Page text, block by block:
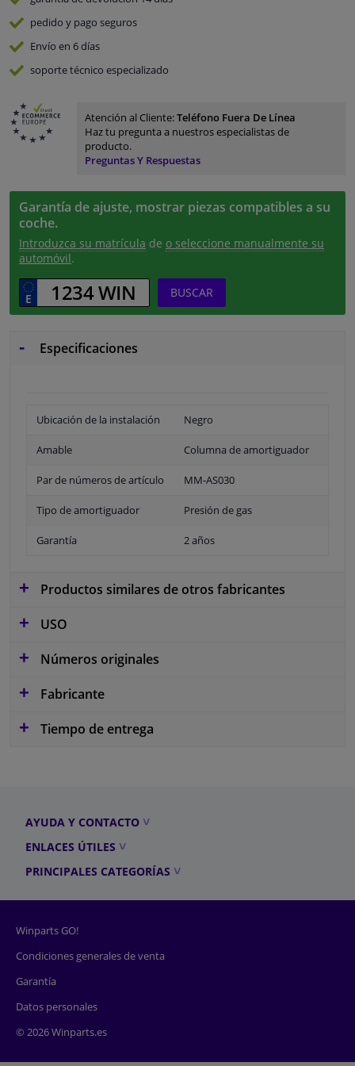
pedido y pago seguros
Envío en 6 días
soporte técnico especializado
Atención al Cliente:Teléfono Fuera De Línea
Haz tu pregunta a nuestros especialistas de
producto.
Preguntas Y Respuestas
Garantía de ajuste, mostrar piezas compatibles a su
coche.
Introduzca su matrícula de o seleccione manualmente su
automóvil.
BUSCAR
Especificaciones
Ubicación de la instalación Negro
Amable Columna de amortiguador
Par de números de artículo MM-AS030
Tipo de amortiguador Presión de gas
Garantía 2 años
Productos similares de otros fabricantes
USO
Números originales
Fabricante
Tiempo de entrega
AYUDA Y CONTACTO
ENLACES ÚTILES
PRINCIPALES CATEGORÍAS
Winparts GO!
Condiciones generales de venta
Garantía
Datos personales
© 2026 Winparts.es